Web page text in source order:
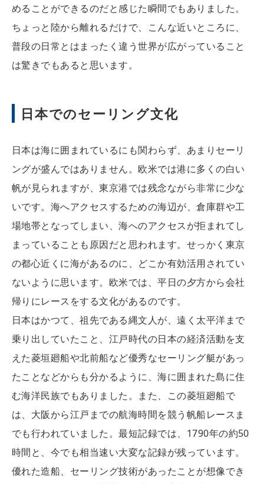
めることができるのだと感じた瞬間でもありました。
ちょっと陸から離れるだけで、こんな近いところに、
普段の日常とはまったく違う世界が広がっていること
は驚きでもあると思います。
日本でのセーリング文化
日本は海に囲まれているにも関わらず、あまりセーリ
ングが盛んではありません。欧米では港に多くの白い
帆が見られますが、東京港では残念ながら非常に少な
いです。海へアクセスするための海辺が、倉庫群や工
場地帯となってしまい、海へのアクセスが拒まれてし
まっていることも原因だと思われます。せっかく東京
の都心近くに海があるのに、どこか有効活用されてい
ないように思います。欧米では、平日の夕方から会社
帰りにレースをする文化があるのです。
日本はかつて、祖先である縄文人が、遠く太平洋まで
乗り出していたこと、江戸時代の日本の経済活動を支
えた菱垣廻船や北前船など優秀なセーリング艇があっ
たことなどからも分かるように、海に囲まれた島に住
む海洋民族でもありました。また、この菱垣廻船で
は、大阪から江戸までの航海時間を競う帆船レースま
でも行われていました。最短記録では、1790年の約50
時間と、今でも相当速い大変な記録が残っています。
優れた造船、セーリング技術があったことが想像でき